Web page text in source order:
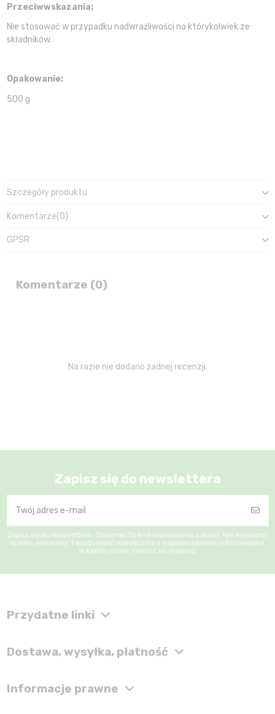
Przeciwwskazania:
Nie stosować w przypadku nadwrażliwości na którykolwiek ze
składników.
Opakowanie:
500 g
Szczegóły produktu
Komentarze(0)
GPSR
Komentarze (0)
Na razie nie dodano żadnej recenzji.
Zapisz się do newslettera
Zapisz się do Newslettera: Otrzymaj 7% kod rabatowy na zakupy. Nie wysyłamy
spamu, wysyłamy 1 wiadomość miesięcznie z najcenniejszymi informacjami.
W każdej chwili możesz się wypisać.
Przydatne linki
Dostawa, wysyłka, płatność
Informacje prawne